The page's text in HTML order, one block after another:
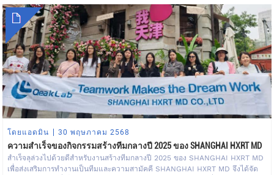
โดยแอดมิน 30 พฤษภาคม 2568
ความสำเร็จของกิจกรรมสร้างทีมกลางปี 2025 ของ SHANGHAI HXRT MD
สำเร็จลุล่วงไปด้วยดีสำหรับงานสร้างทีมกลางปี 2025 ของ SHANGHAI HXRT MD
เพื่อส่งเสริมการทำงานเป็นทีมและความสามัคคี SHANGHAI HXRT MD จึงได้จัด